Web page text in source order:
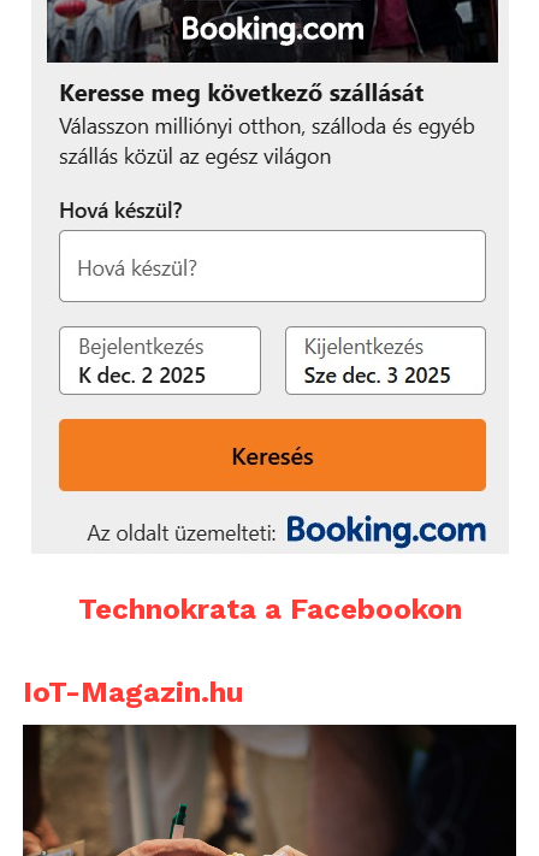
Technokrata a Facebookon
IoT-Magazin.hu